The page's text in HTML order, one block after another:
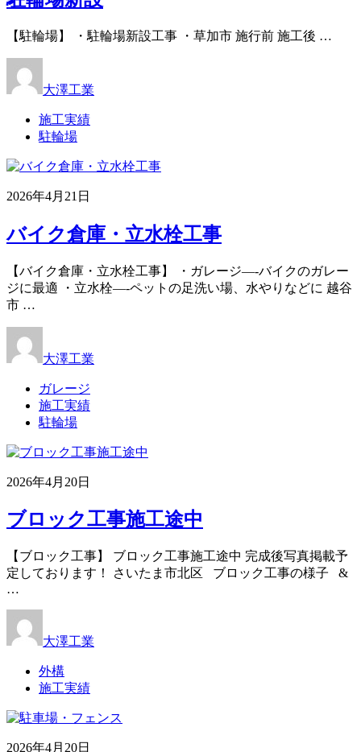
【駐輪場】 ・駐輪場新設工事 ・草加市 施行前 施工後 …
大澤工業
施工実績
駐輪場
2026年4月21日
バイク倉庫・立水栓工事
【バイク倉庫・立水栓工事】 ・ガレージ—-バイクのガレー
ジに最適 ・立水栓—-ペットの足洗い場、水やりなどに 越谷
市 …
大澤工業
ガレージ
施工実績
駐輪場
2026年4月20日
ブロック工事施工途中
【ブロック工事】 ブロック工事施工途中 完成後写真掲載予
定しております！ さいたま市北区 ブロック工事の様子 &
…
大澤工業
外構
施工実績
2026年4月20日